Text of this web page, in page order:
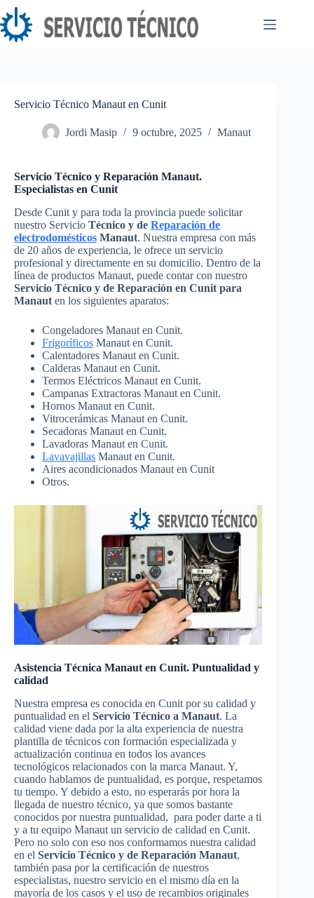
Saltar
al
contenido
Servicio Técnico Manaut en Cunit
Jordi Masip 9 octubre, 2025 Manaut
Servicio Técnico y Reparación Manaut.
Especialistas en Cunit
Desde Cunit y para toda la provincia puede solicitar
nuestro Servicio Técnico y de Reparación de
electrodomésticos Manaut. Nuestra empresa con más
de 20 años de experiencia, le ofrece un servicio
profesional y directamente en su domicilio. Dentro de la
línea de productos Manaut, puede contar con nuestro
Servicio Técnico y de Reparación en Cunit para
Manaut en los siguientes aparatos:
Congeladores Manaut en Cunit.
Frigoríficos Manaut en Cunit.
Calentadores Manaut en Cunit.
Calderas Manaut en Cunit.
Termos Eléctricos Manaut en Cunit.
Campanas Extractoras Manaut en Cunit.
Hornos Manaut en Cunit.
Vitrocerámicas Manaut en Cunit.
Secadoras Manaut en Cunit.
Lavadoras Manaut en Cunit.
Lavavajillas Manaut en Cunit.
Aires acondicionados Manaut en Cunit
Otros.
Asistencia Técnica Manaut en Cunit. Puntualidad y
calidad
Nuestra empresa es conocida en Cunit por su calidad y
puntualidad en el Servicio Técnico a Manaut. La
calidad viene dada por la alta experiencia de nuestra
plantilla de técnicos con formación especializada y
actualización continua en todos los avances
tecnológicos relacionados con la marca Manaut. Y,
cuando hablamos de puntualidad, es porque, respetamos
tu tiempo. Y debido a esto, no esperarás por hora la
llegada de nuestro técnico, ya que somos bastante
conocidos por nuestra puntualidad, para poder darte a ti
y a tu equipo Manaut un servicio de calidad en Cunit.
Pero no solo con eso nos conformamos nuestra calidad
en el Servicio Técnico y de Reparación Manaut,
también pasa por la certificación de nuestros
especialistas, nuestro servicio en el mismo día en la
mayoría de los casos y el uso de recambios originales